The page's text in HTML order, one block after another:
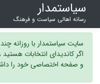
سیاستمدار
رسانه اهالی سیاست و فرهنگ
سایت سیاستمدار با روزانه
اگر کاندیدای انتخابات
و صفحه اختصاصی خود را